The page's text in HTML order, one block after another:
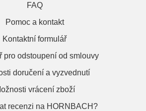
FAQ
Pomoc a kontakt
Kontaktní formulář
pro odstoupení od smlouvy
doručení a vyzvednutí
vrácení zboží
recenzi na HORNBACH?